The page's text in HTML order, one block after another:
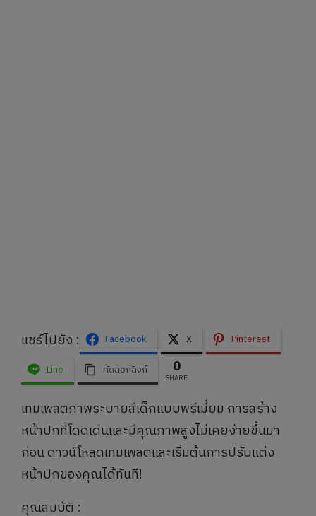
แชร์ไปยัง : Facebook X
Pinterest
Line
คัดลอกลิงก์ 0
SHARE
เทมเพลตภาพระบายสีเด็กแบบพรีเมี่ยม การสร้าง
หน้าปกที่โดดเด่นและมีคุณภาพสูงไม่เคยง่ายขึ้นมา
ก่อน ดาวน์โหลดเทมเพลตและเริ่มต้นการปรับแต่ง
หน้าปกของคุณได้ทันที!
คุณสมบัติ :